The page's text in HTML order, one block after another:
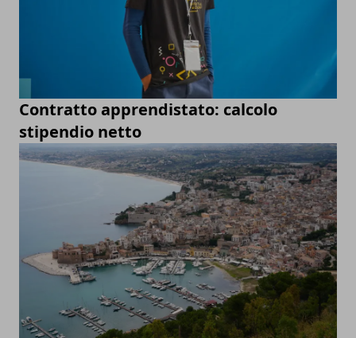
Contratto apprendistato: calcolo
stipendio netto